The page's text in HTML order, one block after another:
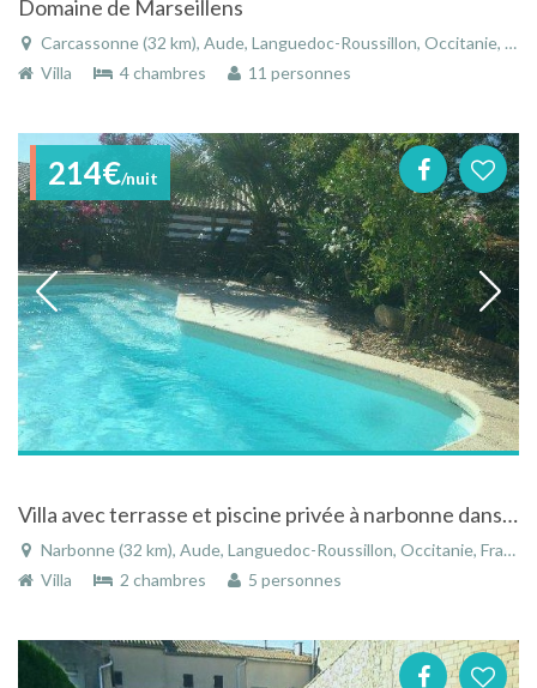
Domaine de Marseillens
Carcassonne (32 km), Aude, Languedoc-Roussillon, Occitanie, France
Villa
4 chambres 11 personnes
214€/nuit
Villa avec terrasse et piscine privée à narbonne dans le Languedoc Roussillon
Narbonne (32 km), Aude, Languedoc-Roussillon, Occitanie, France
Villa
2 chambres 5 personnes